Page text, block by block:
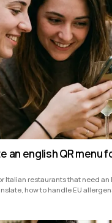
an english QR menu
Italian restaurants that need an
how to handle EU
fits.